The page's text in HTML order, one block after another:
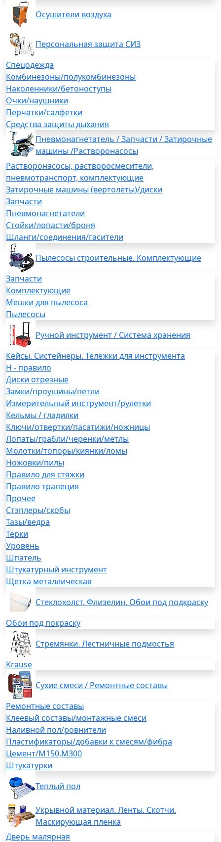
Осушители воздуха
Персональная защита СИЗ
Спецодежда
Комбинезоны/полукомбинезоны
Наколенники/бетоноступы
Очки/наушники
Перчатки/салфетки
Средства защиты дыхания
Пневмонагнетатель / Запчасти / Затирочные
машины /Растворонасосы
Растворонасосы, растворосмесители,
пневмотранспорт, комплектующие
Затирочные машины (вертолеты)/диски
Запчасти
Пневмонагнетатели
Стойки/лопасти/броня
Шланги/соединения/гасители
Пылесосы строительные. Комплектующие
Запчасти
Комплектующие
Мешки для пылесоса
Пылесосы
Ручной инструмент / Система хранения
Кейсы. Систейнеры. Тележки для инструмента
H - правило
Диски отрезные
Замки/проушины/петли
Измерительный инструмент/рулетки
Кельмы / гладилки
Ключи/отвертки/пасатижи/ножницы
Лопаты/грабли/черенки/метлы
Молотки/топоры/киянки/ломы
Ножовки/пилы
Правило для стяжки
Правило трапеция
Прочее
Стэплеры/скобы
Тазы/ведра
Терки
Уровень
Шпатель
Штукатурный инструмент
Щетка металлическая
Стеклохолст. Флизелин. Обои под подкраску
Обои под покраску
Стремянки. Лестничные подмостья
Krause
Сухие смеси / Ремонтные составы
Ремонтные составы
Клеевый составы/монтажные смеси
Наливной пол/ровнители
Пластификаторы/добавки к смесям/фибра
Цемент/М150,М300
Штукатурки
Теплый пол
Укрывной материал. Ленты. Скотчи.
Маскирующая пленка
Дверь малярная